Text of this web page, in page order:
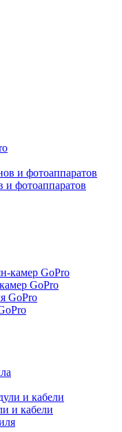
и фотоаппаратов
GoPro
и кабели